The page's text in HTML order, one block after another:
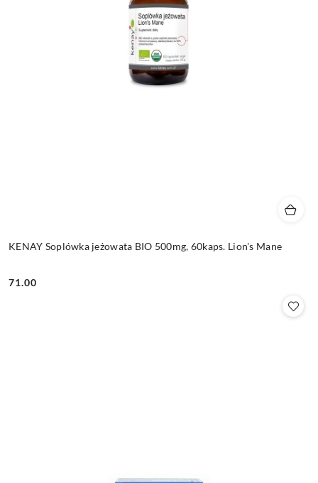
KENAY Soplówka jeżowata BIO 500mg, 60kaps. Lion's Mane
Cena:
71.00